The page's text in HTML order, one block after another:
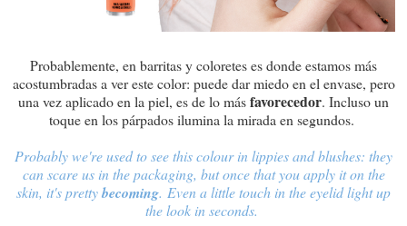
Probablemente, en barritas y coloretes es donde estamos más
acostumbradas a ver este color: puede dar miedo en el envase, pero
una vez aplicado en la piel, es de lo másfavorecedor. Incluso un
toque en los párpados ilumina la mirada en segundos.
Probably we're used to see this colour in lippies and blushes: they
can scare us in the packaging, but once that you apply it on the
skin, it's prettybecoming. Even a little touch in the eyelid light up
the look in seconds.